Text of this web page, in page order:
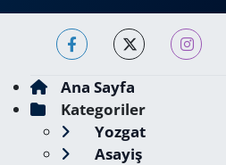
Ana Sayfa
Kategoriler
Yozgat
Asayiş